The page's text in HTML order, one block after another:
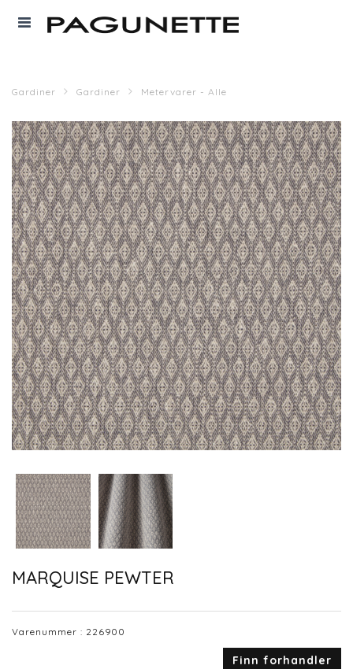
Gardiner Gardiner Metervarer - Alle
MARQUISE PEWTER
Varenummer : 226900
Finn forhandler